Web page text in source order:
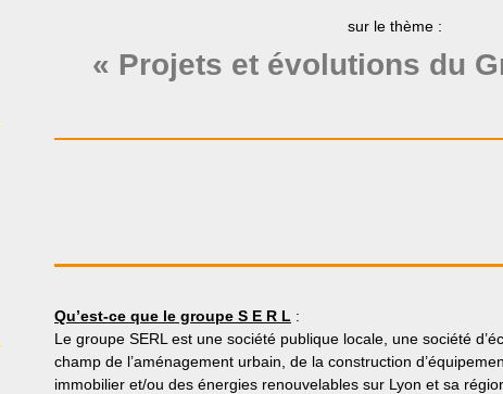
sur le thème :
« Projets et évolutions du
Qu’est-ce que le groupe S E R L :
Le groupe SERL est une société publique locale, une société
champ de l’aménagement urbain, de la construction
immobilier et/ou des énergies renouvelables sur Lyon et sa